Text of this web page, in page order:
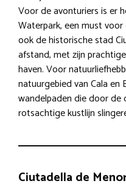
Voor de avonturiers is er
Waterpark, een must
ook de historische stad
afstand, met zijn
haven. Voor
natuurgebied van Cala
wandelpaden die door de
rotsachtige kustlijn
Ciutadella de